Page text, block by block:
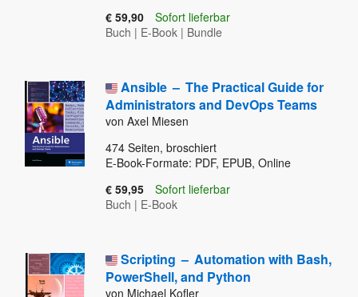
€ 59,90
Sofort lieferbar
Buch | E-Book | Bundle
Ansible – The Practical Guide for
Administrators and DevOps Teams
von Axel Miesen
474 Seiten, broschiert
E-Book-Formate: PDF, EPUB, Online
€ 59,95
Sofort lieferbar
Buch | E-Book
Scripting – Automation with Bash,
PowerShell, and Python
von Michael Kofler